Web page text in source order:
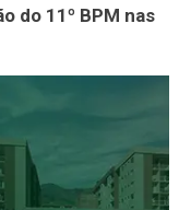
do 11º BPM nas